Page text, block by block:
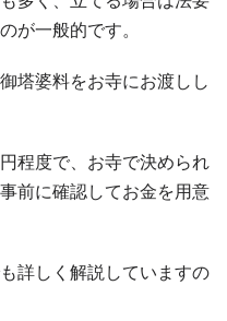
が一般的です。
塔婆料をお寺にお渡しし
程度で、お寺で決められ
前に確認してお金を用意
詳しく解説していますの